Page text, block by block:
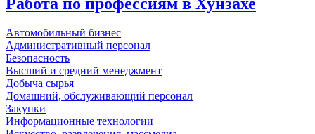
Автомобильный бизнес
Административный персонал
Безопасность
Высший и средний менеджмент
Добыча сырья
Домашний, обслуживающий персонал
Закупки
Информационные технологии